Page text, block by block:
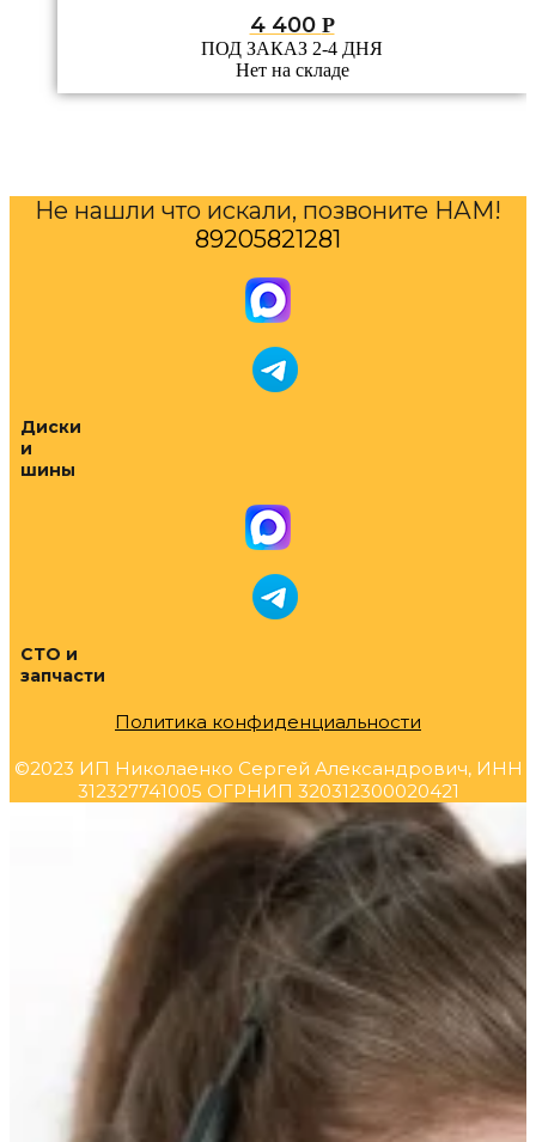
4 400 Р
ПОД ЗАКАЗ 2-4 ДНЯ
Нет на складе
Не нашли что искали, позвоните НАМ!
89205821281
Диски
и
шины
СТО и
запчасти
Политика конфиденциальности
©2023 ИП Николаенко Сергей Александрович, ИНН
312327741005 ОГРНИП 320312300020421